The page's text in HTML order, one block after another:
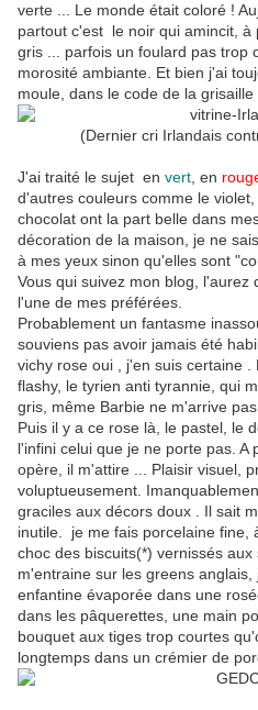
verte ... Le monde était coloré !
partout c'est le noir qui amincit, à
gris ... parfois un foulard pas trop
morosité ambiante. Et bien j'ai
moule, dans le code de la grisaille
(Dernier cri Irlandais
J'ai traité le sujet en vert , en
d'autres couleurs comme le
chocolat ont la part belle dans
décoration de la maison, je ne
à mes yeux sinon qu'elles sont
Vous qui suivez mon blog, l'aurez
l'une de mes préférées.
Probablement un fantasme
souviens pas avoir jamais été
vichy rose oui , j'en suis certaine
flashy, le tyrien anti tyrannie, qui
gris, même Barbie ne m'arrive
Puis il y a ce rose là, le pastel, le
l'infini celui que je ne porte pas.
opère, il m'attire ... Plaisir visuel,
voluptueusement.
graciles aux décors doux . Il sait
inutile. je me fais porcelaine
choc des biscuits(*) vernissés
m'entraine sur les greens
enfantine évaporée dans une
dans les pâquerettes, une main
bouquet aux tiges trop courtes
longtemps dans un crémier de